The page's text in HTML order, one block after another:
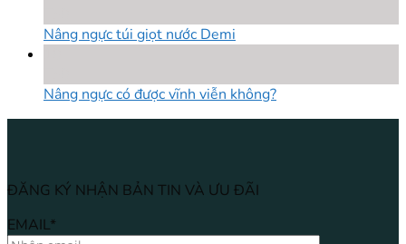
Nâng ngực túi giọt nước Demi
Nâng ngực có được vĩnh viễn không?
ĐĂNG KÝ NHẬN BẢN TIN VÀ ƯU ĐÃI
EMAIL*